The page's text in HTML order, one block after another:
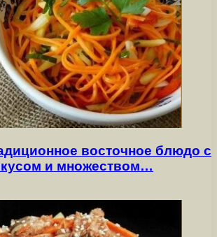
восточное блюдо с
и множеством…